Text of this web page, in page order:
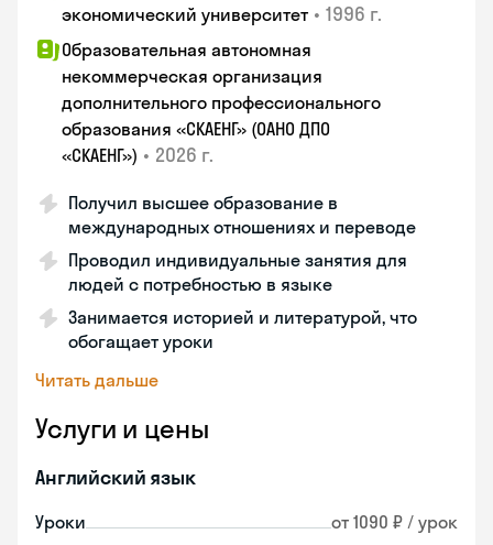
экономический университет • 1996 г.
Образовательная автономная
некоммерческая организация
дополнительного профессионального
образования «СКАЕНГ» (ОАНО ДПО
«СКАЕНГ») • 2026 г.
Получил высшее образование в
международных отношениях и переводе
Проводил индивидуальные занятия для
людей с потребностью в языке
Занимается историей и литературой, что
обогащает уроки
Читать дальше
Услуги и цены
Английский язык
Уроки от 1090 ₽ / урок